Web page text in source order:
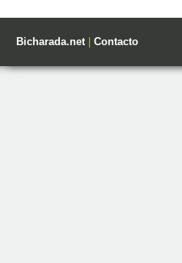
Bicharada.net| Contacto